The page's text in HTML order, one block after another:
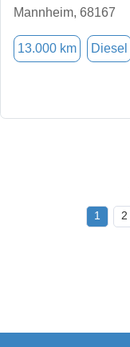
Mannheim, 68167
13.000 km Diesel
1 2